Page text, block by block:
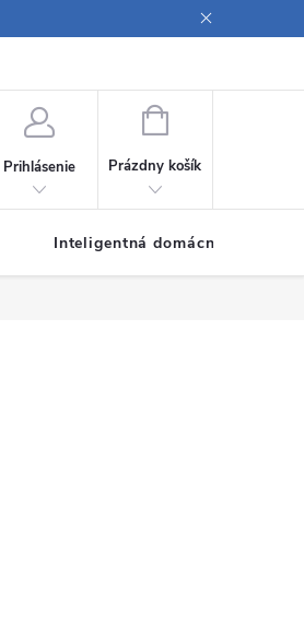
Prihlásenie
NÁKUPNÝ
Prázdny košík
Inteligentná domácnosť